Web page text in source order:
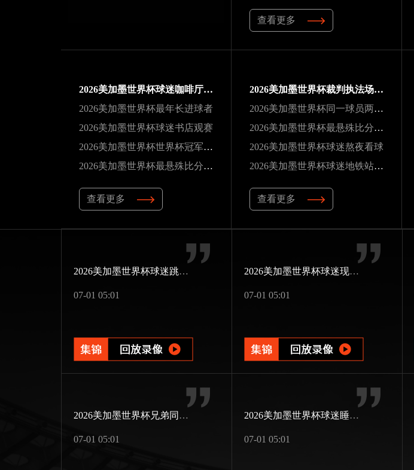
查看更多
2026美加墨世界杯球迷咖啡厅观赛
2026美加墨世界杯最年长进球者
2026美加墨世界杯球迷书店观赛
2026美加墨世界杯世界杯冠军巡礼
2026美加墨世界杯最悬殊比分纪录
查看更多
2026美加墨世界杯裁判执法场次纪录
2026美加墨世界杯同一球员两夺冠军
2026美加墨世界杯最悬殊比分纪录
2026美加墨世界杯球迷熬夜看球
2026美加墨世界杯球迷地铁站观赛
查看更多
2026美加墨世界杯球迷跳伞助威
07-01 05:01
2026美加墨世界杯球迷现场婚礼
07-01 05:01
2026美加墨世界杯兄弟同场竞技
07-01 05:01
2026美加墨世界杯球迷睡过头
07-01 05:01